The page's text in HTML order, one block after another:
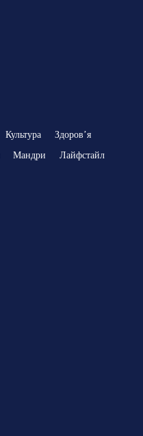
Культура
Здоровʼя
Мандри
Лайфстайл